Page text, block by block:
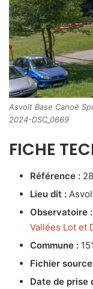
Asvolt Base Canoë
2024-DSC_0669
FICHE
Référence :
Lieu dit :
Observatoire :
Vallées Lot et
Commune :
Fichier
Date de prise